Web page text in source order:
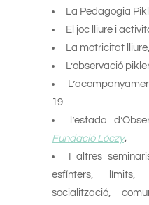
La Pedagogia
El joc lliure i
La motricitat
L’observació
19
l’estada
Fundació Lóczy.
I altres
esfínters, límits,
socialització,